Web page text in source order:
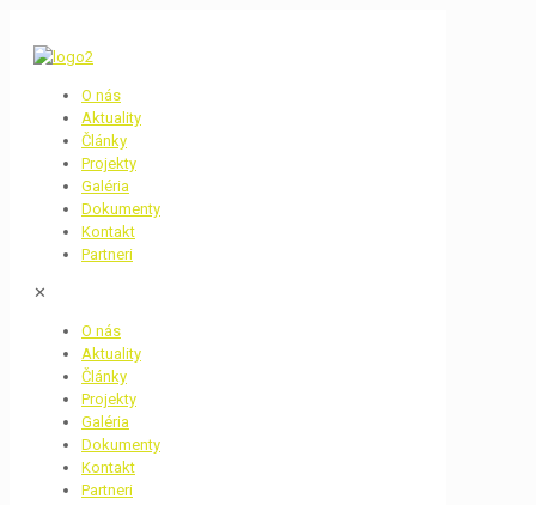
O nás
Aktuality
Články
Projekty
Galéria
Dokumenty
Kontakt
Partneri
✕
O nás
Aktuality
Články
Projekty
Galéria
Dokumenty
Kontakt
Partneri